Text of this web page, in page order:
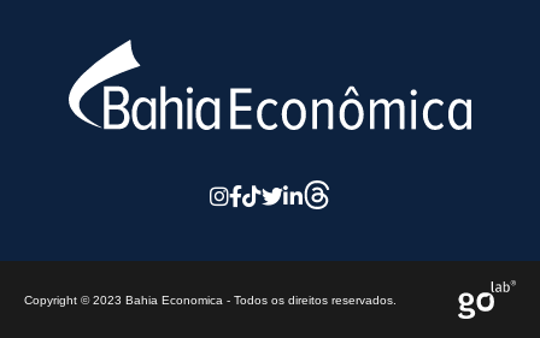
Copyright © 2023 Bahia Economica - Todos os direitos reservados.